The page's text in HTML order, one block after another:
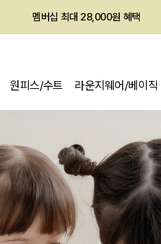
멤버십 최대 28,000원 혜택
원피스/수트 라운지웨어/베이직